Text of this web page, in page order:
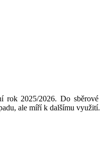
2025/2026. Do sběrové
ale míří k dalšímu využití.